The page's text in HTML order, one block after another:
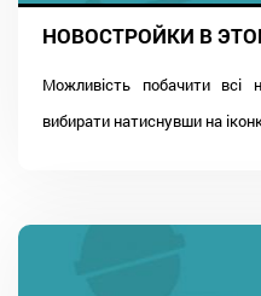
НОВОСТРОЙКИ В
Можливість побачити всі
вибирати натиснувши на